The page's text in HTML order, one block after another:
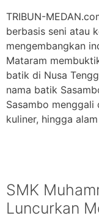
TRIBUN-
berbasis seni atau
mengembangkan
Mataram
batik di Nusa
nama batik
Sasambo menggali
kuliner, hingga
SMK
Luncurkan